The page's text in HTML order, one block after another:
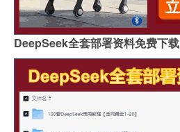
DeepSeek全套部署资料免费下载